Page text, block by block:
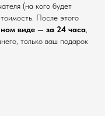
(на кого будет
После этого
виде — за 24 часа
только ваш подарок